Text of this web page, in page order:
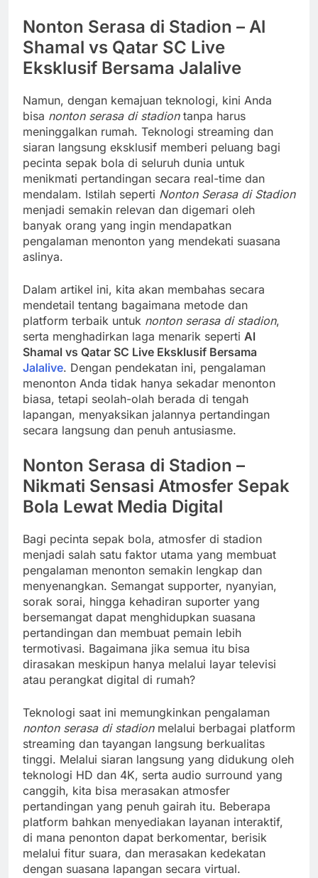
Nonton Serasa di Stadion – Al
Shamal vs Qatar SC Live
Eksklusif Bersama Jalalive
Namun, dengan kemajuan teknologi, kini Anda
bisa nonton serasa di stadiontanpa harus
meninggalkan rumah. Teknologi streaming dan
siaran langsung eksklusif memberi peluang bagi
pecinta sepak bola di seluruh dunia untuk
menikmati pertandingan secara real-time dan
mendalam. Istilah seperti Nonton Serasa di Stadion
menjadi semakin relevan dan digemari oleh
banyak orang yang ingin mendapatkan
pengalaman menonton yang mendekati suasana
aslinya.
Dalam artikel ini, kita akan membahas secara
mendetail tentang bagaimana metode dan
platform terbaik untuk nonton serasa di stadion,
serta menghadirkan laga menarik seperti Al
Shamal vs Qatar SC Live Eksklusif Bersama
Jalalive. Dengan pendekatan ini, pengalaman
menonton Anda tidak hanya sekadar menonton
biasa, tetapi seolah-olah berada di tengah
lapangan, menyaksikan jalannya pertandingan
secara langsung dan penuh antusiasme.
Nonton Serasa di Stadion –
Nikmati Sensasi Atmosfer Sepak
Bola Lewat Media Digital
Bagi pecinta sepak bola, atmosfer di stadion
menjadi salah satu faktor utama yang membuat
pengalaman menonton semakin lengkap dan
menyenangkan. Semangat supporter, nyanyian,
sorak sorai, hingga kehadiran suporter yang
bersemangat dapat menghidupkan suasana
pertandingan dan membuat pemain lebih
termotivasi. Bagaimana jika semua itu bisa
dirasakan meskipun hanya melalui layar televisi
atau perangkat digital di rumah?
Teknologi saat ini memungkinkan pengalaman
nonton serasa di stadionmelalui berbagai platform
streaming dan tayangan langsung berkualitas
tinggi. Melalui siaran langsung yang didukung oleh
teknologi HD dan 4K, serta audio surround yang
canggih, kita bisa merasakan atmosfer
pertandingan yang penuh gairah itu. Beberapa
platform bahkan menyediakan layanan interaktif,
di mana penonton dapat berkomentar, berisik
melalui fitur suara, dan merasakan kedekatan
dengan suasana lapangan secara virtual.